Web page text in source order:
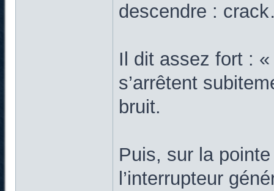
descendre :
Il dit assez fort :
s’arrêtent
bruit.
Puis, sur la
l’interrupteur